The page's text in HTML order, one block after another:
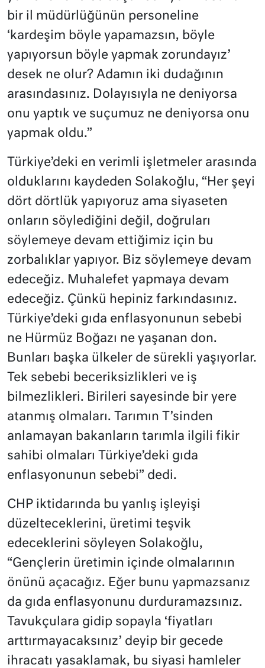
bir il müdürlüğünün personeline
‘kardeşim böyle yapamazsın, böyle
yapıyorsun böyle yapmak zorundayız’
desek ne olur? Adamın iki dudağının
arasındasınız. Dolayısıyla ne deniyorsa
onu yaptık ve suçumuz ne deniyorsa onu
yapmak oldu.”
Türkiye’deki en verimli işletmeler arasında
olduklarını kaydeden Solakoğlu, “Her şeyi
dört dörtlük yapıyoruz ama siyaseten
onların söylediğini değil, doğruları
söylemeye devam ettiğimiz için bu
zorbalıklar yapıyor. Biz söylemeye devam
edeceğiz. Muhalefet yapmaya devam
edeceğiz. Çünkü hepiniz farkındasınız.
Türkiye’deki gıda enflasyonunun sebebi
ne Hürmüz Boğazı ne yaşanan don.
Bunları başka ülkeler de sürekli yaşıyorlar.
Tek sebebi beceriksizlikleri ve iş
bilmezlikleri. Birileri sayesinde bir yere
atanmış olmaları. Tarımın T’sinden
anlamayan bakanların tarımla ilgili fikir
sahibi olmaları Türkiye’deki gıda
enflasyonunun sebebi” dedi.
CHP iktidarında bu yanlış işleyişi
düzelteceklerini, üretimi teşvik
edeceklerini söyleyen Solakoğlu,
“Gençlerin üretimin içinde olmalarının
önünü açacağız. Eğer bunu yapmazsanız
da gıda enflasyonunu durduramazsınız.
Tavukçulara gidip sopayla ‘fiyatları
arttırmayacaksınız’ deyip bir gecede
ihracatı yasaklamak, bu siyasi hamleler